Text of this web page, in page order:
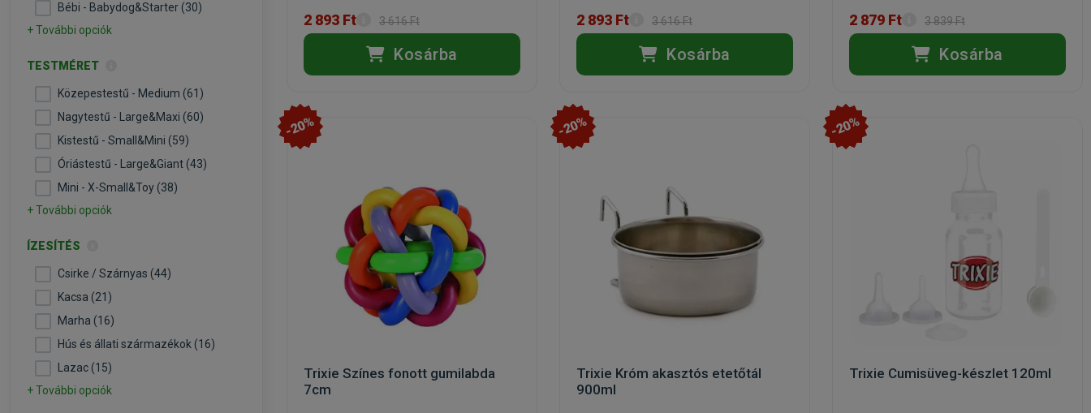
2 893 Ft 3 616 Ft
Kosárba
2 893 Ft 3 616 Ft
Kosárba
2 879 Ft 3 839 Ft
Kosárba
-20%
Trixie Színes fonott gumilabda
7cm
-20%
Trixie Króm akasztós etetőtál
900ml
-20%
Trixie Cumisüveg-készlet 120ml
Bébi - Babydog&Starter (30)
+ További opciók
TESTMÉRET
Közepestestű - Medium (61)
Nagytestű - Large&Maxi (60)
Kistestű - Small&Mini (59)
Óriástestű - Large&Giant (43)
Mini - X-Small&Toy (38)
+ További opciók
ÍZESÍTÉS
Csirke / Szárnyas (44)
Kacsa (21)
Marha (16)
Hús és állati származékok (16)
Lazac (15)
+ További opciók